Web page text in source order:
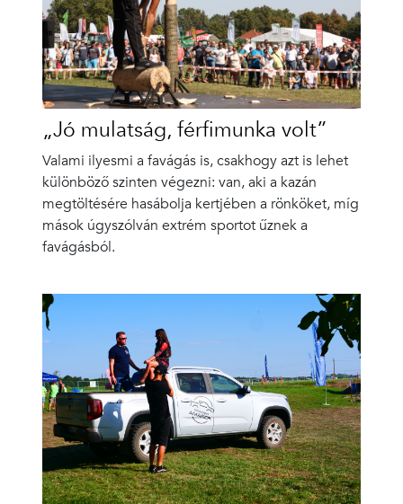
„Jó mulatság, férfimunka volt”
Valami ilyesmi a favágás is, csakhogy azt is lehet
különböző szinten végezni: van, aki a kazán
megtöltésére hasábolja kertjében a rönköket, míg
mások úgyszólván extrém sportot űznek a
favágásból.